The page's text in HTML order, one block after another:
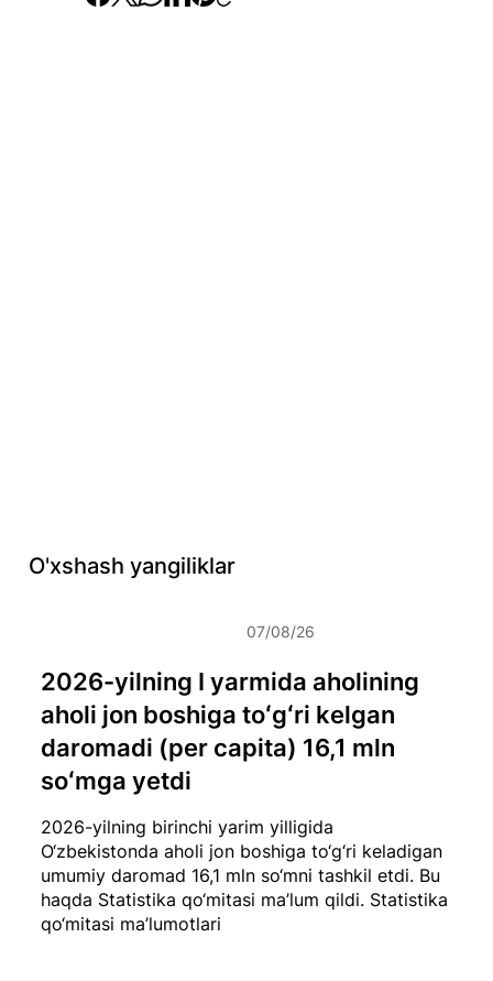
O'xshash yangiliklar
2026-yilning birinchi yarim yilligida
O‘zbekistonda aholi jon boshiga to‘g‘ri keladigan
umumiy daromad 16,1 mln so‘mni tashkil etdi. Bu
haqda Statistika qo‘mitasi ma’lum qildi. Statistika
qo‘mitasi ma’lumotlari
2026-yilning I yarmida aholining
aholi jon boshiga toʻgʻri kelgan
daromadi (per capita) 16,1 mln
soʻmga yetdi
07/08/26